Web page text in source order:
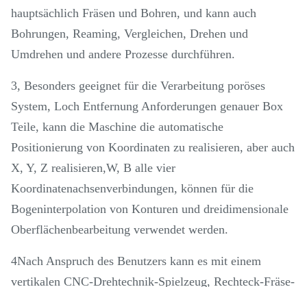
hauptsächlich Fräsen und Bohren, und kann auch
Bohrungen, Reaming, Vergleichen, Drehen und
Umdrehen und andere Prozesse durchführen.
3, Besonders geeignet für die Verarbeitung poröses
System, Loch Entfernung Anforderungen genauer Box
Teile, kann die Maschine die automatische
Positionierung von Koordinaten zu realisieren, aber auch
X, Y, Z realisieren,W, B alle vier
Koordinatenachsenverbindungen, können für die
Bogeninterpolation von Konturen und dreidimensionale
Oberflächenbearbeitung verwendet werden.
4Nach Anspruch des Benutzers kann es mit einem
vertikalen CNC-Drehtechnik-Spielzeug, Rechteck-Fräse-